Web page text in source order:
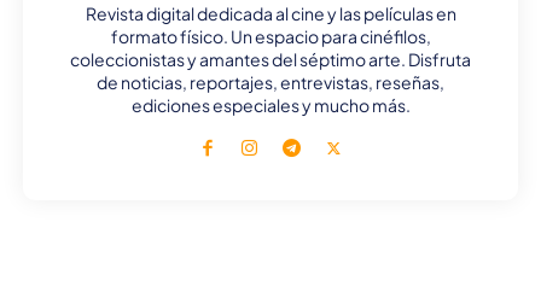
Revista digital dedicada al cine y las películas en
formato físico. Un espacio para cinéfilos,
coleccionistas y amantes del séptimo arte. Disfruta
de noticias, reportajes, entrevistas, reseñas,
ediciones especiales y mucho más.